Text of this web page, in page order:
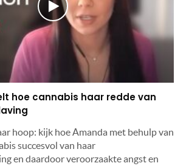
hoe cannabis haar redde van
hoop: kijk hoe Amanda met behulp van
succesvol van haar
en daardoor veroorzaakte angst en